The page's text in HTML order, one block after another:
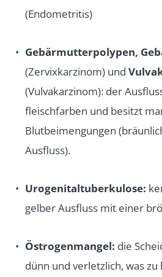
(Endometritis)
Gebärmutterpolypen,
(Zervixkarzinom) und
(Vulvakarzinom): der
fleischfarben und besitzt
Blutbeimengungen
Ausfluss).
Urogenitaltuberkulose:
gelber Ausfluss mit einer
Östrogenmangel: die
dünn und verletzlich, was